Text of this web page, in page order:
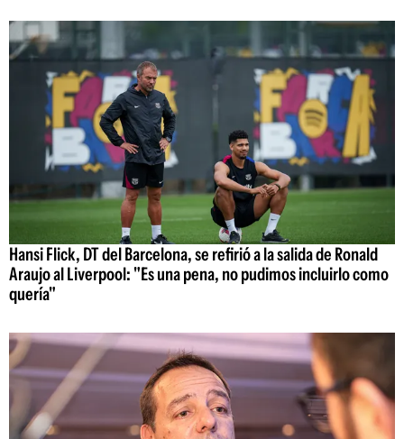
Hansi Flick, DT del Barcelona, se refirió a la salida de Ronald
Araujo al Liverpool: "Es una pena, no pudimos incluirlo como
quería"